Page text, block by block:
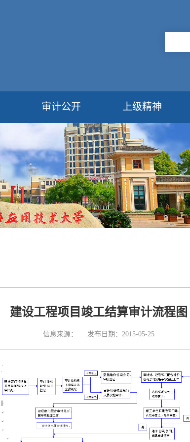
审计公开 上级精神
建设工程项目竣工结算审计流程图
信息来源： 发布日期：2015-05-25